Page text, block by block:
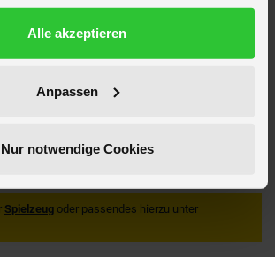
Alle akzeptieren
Anpassen
Nur notwendige Cookies
Breite ca. 19,4 cm
SIMBA TOYs
für Kinder unter 3 Jahren. Verschluckbare
Spielzeug oder passendes hierzu unter